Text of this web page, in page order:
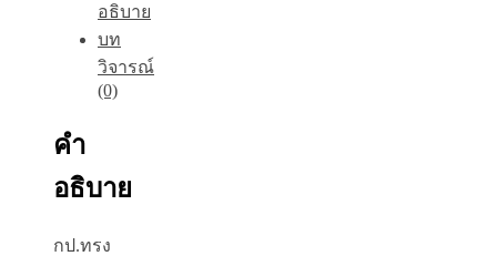
อธิบาย
บท
วิจารณ์
(0)
คำ
อธิบาย
กป.ทรง